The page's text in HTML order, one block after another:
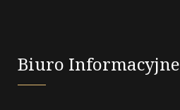
Biuro Informacyjne